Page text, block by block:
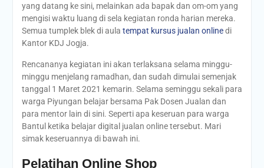
yang datang ke sini, melainkan ada bapak dan om-om yang
mengisi waktu luang di sela kegiatan ronda harian mereka.
Semua tumplek blek di aula tempat kursus jualan onlinedi
Kantor KDJ Jogja.
Rencananya kegiatan ini akan terlaksana selama minggu-
minggu menjelang ramadhan, dan sudah dimulai semenjak
tanggal 1 Maret 2021 kemarin. Selama seminggu sekali para
warga Piyungan belajar bersama Pak Dosen Jualan dan
para mentor lain di sini. Seperti apa keseruan para warga
Bantul ketika belajar digital jualan online tersebut. Mari
simak keseruannya di bawah ini.
Pelatihan Online Shop